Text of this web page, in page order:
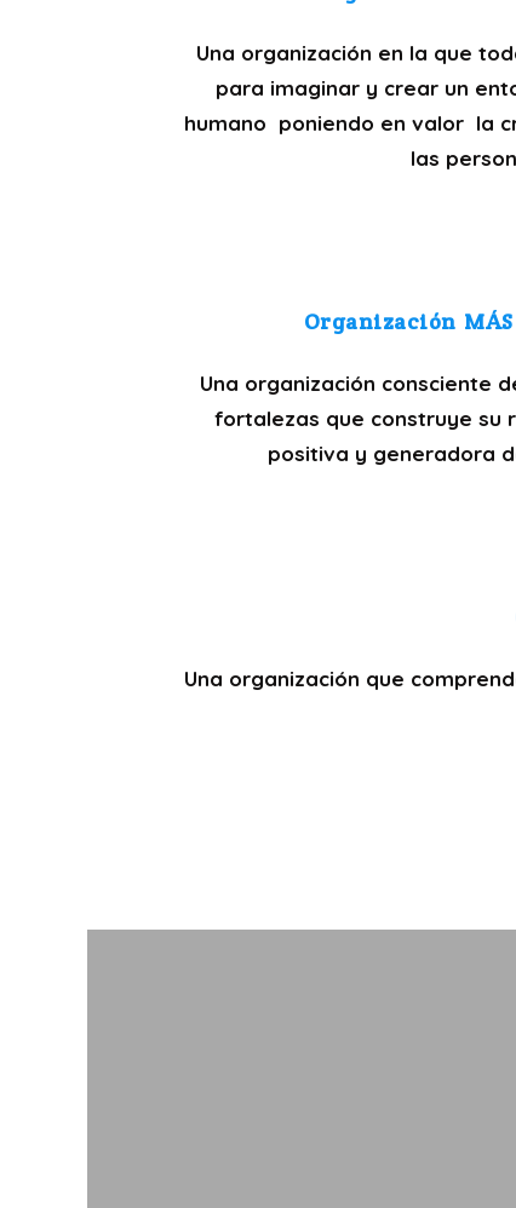
Una organización en la que
para imaginar y crear un
humano poniendo en valor la
las
Organización MÁS
Una organización consciente
fortalezas que construye su
positiva y generadora
Una organización que